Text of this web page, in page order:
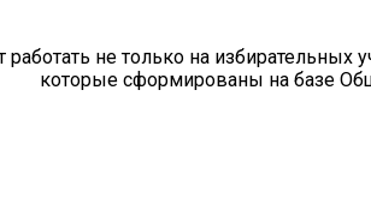
не только на
которые сформированы на базе